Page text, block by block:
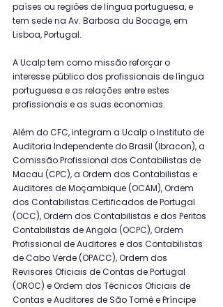
países ou regiões de língua portuguesa, e
tem sede na Av. Barbosa du Bocage, em
Lisboa, Portugal.
A Ucalp tem como missão reforçar o
interesse público dos profissionais de língua
portuguesa e as relações entre estes
profissionais e as suas economias.
Além do CFC, integram a Ucalp o Instituto de
Auditoria Independente do Brasil (Ibracon), a
Comissão Profissional dos Contabilistas de
Macau (CPC), a Ordem dos Contabilistas e
Auditores de Moçambique (OCAM), Ordem
dos Contabilistas Certificados de Portugal
(OCC), Ordem dos Contabilistas e dos Peritos
Contabilistas de Angola (OCPC), Ordem
Profissional de Auditores e dos Contabilistas
de Cabo Verde (OPACC), Ordem dos
Revisores Oficiais de Contas de Portugal
(OROC) e Ordem dos Técnicos Oficiais de
Contas e Auditores de São Tomé e Príncipe